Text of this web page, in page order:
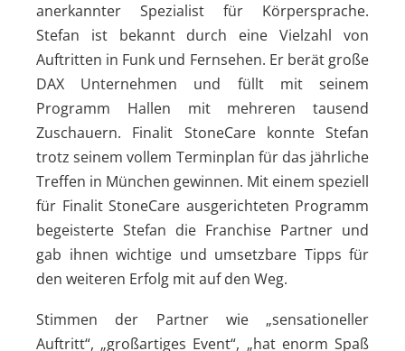
anerkannter Spezialist für Körpersprache.
Stefan ist bekannt durch eine Vielzahl von
Auftritten in Funk und Fernsehen. Er berät große
DAX Unternehmen und füllt mit seinem
Programm Hallen mit mehreren tausend
Zuschauern. Finalit StoneCare konnte Stefan
trotz seinem vollem Terminplan für das jährliche
Treffen in München gewinnen. Mit einem speziell
für Finalit StoneCare ausgerichteten Programm
begeisterte Stefan die Franchise Partner und
gab ihnen wichtige und umsetzbare Tipps für
den weiteren Erfolg mit auf den Weg.
Stimmen der Partner wie „sensationeller
Auftritt“, „großartiges Event“, „hat enorm Spaß